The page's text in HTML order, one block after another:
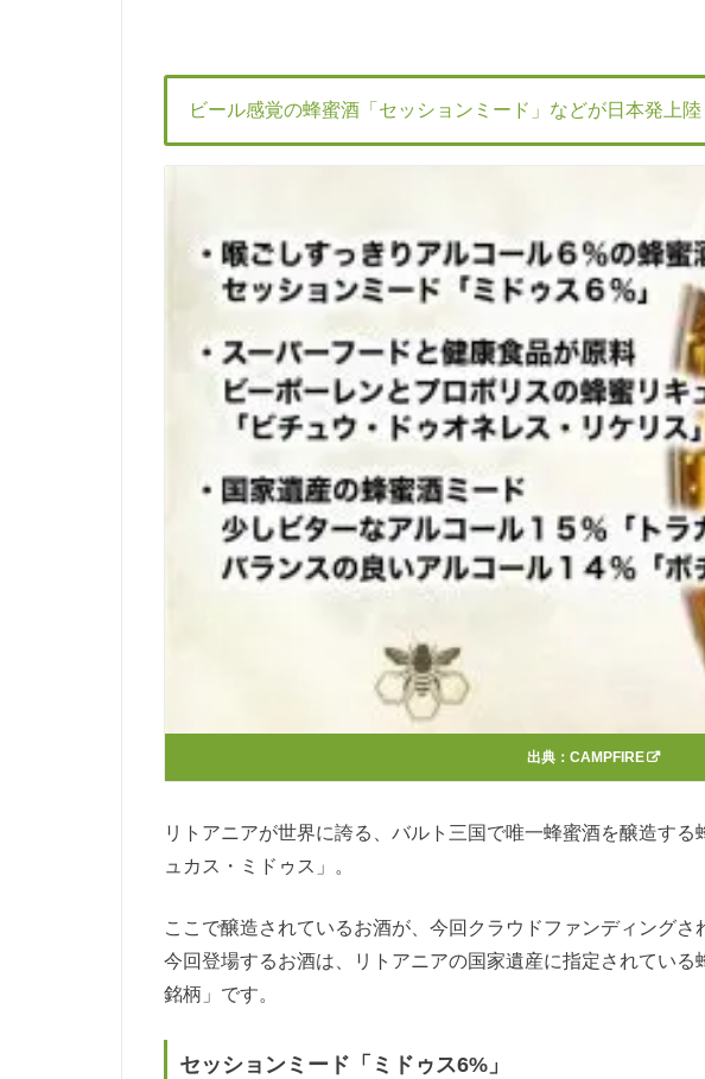
ビール感覚の蜂蜜酒「セッションミード」などが日本発上陸
出典： CAMPFIRE
リトアニアが世界に誇る、バルト三国で唯一蜂蜜酒を醸造す
ュカス・ミドゥス」。
ここで醸造されているお酒が、今回クラウドファンディングさ
今回登場するお酒は、リトアニアの国家遺産に指定されてい
銘柄」です。
セッションミード「ミドゥス6%」